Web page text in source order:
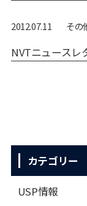
2012.07.11 その
NVTニュースレ
カテゴリー
USP情報